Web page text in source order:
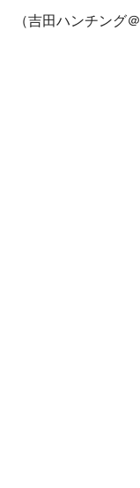
（吉田ハンチング